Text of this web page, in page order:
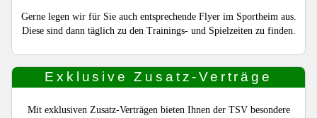
Gerne legen wir für Sie auch entsprechende Flyer im Sportheim aus.
Diese sind dann täglich zu den Trainings- und Spielzeiten zu finden.
Exklusive Zusatz-Verträge
Mit exklusiven Zusatz-Verträgen bieten Ihnen der TSV besondere